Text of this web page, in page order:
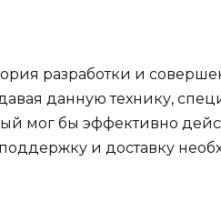
разработки и
данную технику,
мог бы эффективно
и доставку